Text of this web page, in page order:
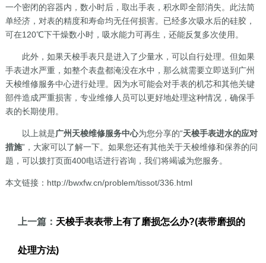
一个密闭的容器内，数小时后，取出手表，积水即全部消失。此法简
单经济，对表的精度和寿命均无任何损害。已经多次吸水后的硅胶，
可在120℃下干燥数小时，吸水能力可再生，还能反复多次使用。
此外，如果天梭手表只是进入了少量水，可以自行处理。但如果
手表进水严重，如整个表盘都淹没在水中，那么就需要立即送到广州
天梭维修服务中心进行处理。因为水可能会对手表的机芯和其他关键
部件造成严重损害，专业维修人员可以更好地处理这种情况，确保手
表的长期使用。
以上就是广州天梭维修服务中心为您分享的“天梭手表进水的应对
措施”，大家可以了解一下。如果您还有其他关于天梭维修和保养的问
题，可以拨打页面400电话进行咨询，我们将竭诚为您服务。
本文链接：http://bwxfw.cn/problem/tissot/336.html
上一篇： 天梭手表表带上有了磨损怎么办?(表带磨损的
处理方法)